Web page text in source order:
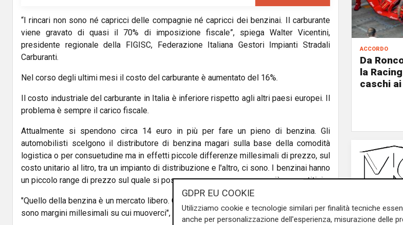
e
o
“I rincari non sono né capricci delle compagnie né capricci dei benzinai. Il carburante
viene gravato di quasi il 70% di imposizione fiscale”, spiega Walter Vicentini,
presidente regionale della FIGISC, Federazione Italiana Gestori Impianti Stradali
Carburanti.
Nel corso degli ultimi mesi il costo del carburante è aumentato del 16%.
Il costo industriale del carburante in Italia è inferiore rispetto agli altri paesi europei. Il
problema è sempre il carico fiscale.
Attualmente si spendono circa 14 euro in più per fare un pieno di benzina. Gli
automobilisti scelgono il distributore di benzina magari sulla base della comodità
logistica o per consuetudine ma in effetti piccole differenze millesimali di prezzo, sul
costo unitario al litro, tra un impianto di distribuzione e l'altro, ci sono. I benzinai hanno
un piccolo range di prezzo sul quale si possono muovere per essere più competitivi.
"Quello della benzina è un mercato libero. Ognuno vende al prezzo che gli conviene. Ci
sono margini millesimali su cui muoverci", racconta Vicentini.
accordo
Da
la
caschi
GDPR EU COOKIE
Utilizziamo cookie e tecnologie similari per finalità tecniche
anche per personalizzazione dell'esperienza, misurazione delle